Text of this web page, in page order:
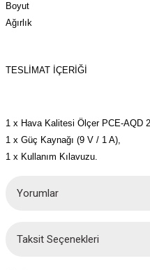
Boyut
Ağırlık
TESLİMAT İÇERİĞİ
1 x Hava Kalitesi Ölçer PCE-AQD
1 x Güç Kaynağı (9 V / 1 A),
1 x Kullanım Kılavuzu.
Yorumlar
Bu ürüne ilk
Taksit Seçenekleri